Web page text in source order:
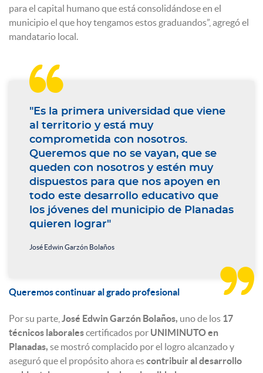
para el capital humano que está consolidándose en el
municipio el que hoy tengamos estos graduandos”, agregó el
mandatario local.

"Es la primera universidad que viene
al territorio y está muy
comprometida con nosotros.
Queremos que no se vayan, que se
queden con nosotros y estén muy
dispuestos para que nos apoyen en
todo este desarrollo educativo que
los jóvenes del municipio de Planadas
quieren lograr"
José Edwin Garzón Bolaños

Queremos continuar al grado profesional
Por su parte, José Edwin Garzón Bolaños, uno de los 17
técnicos laboralescertificados por UNIMINUTO en
Planadas, se mostró complacido por el logro alcanzado y
aseguró que el propósito ahora escontribuir al desarrollo